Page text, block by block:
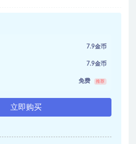
7.9金币
7.9金币
免费 推荐
立即购买